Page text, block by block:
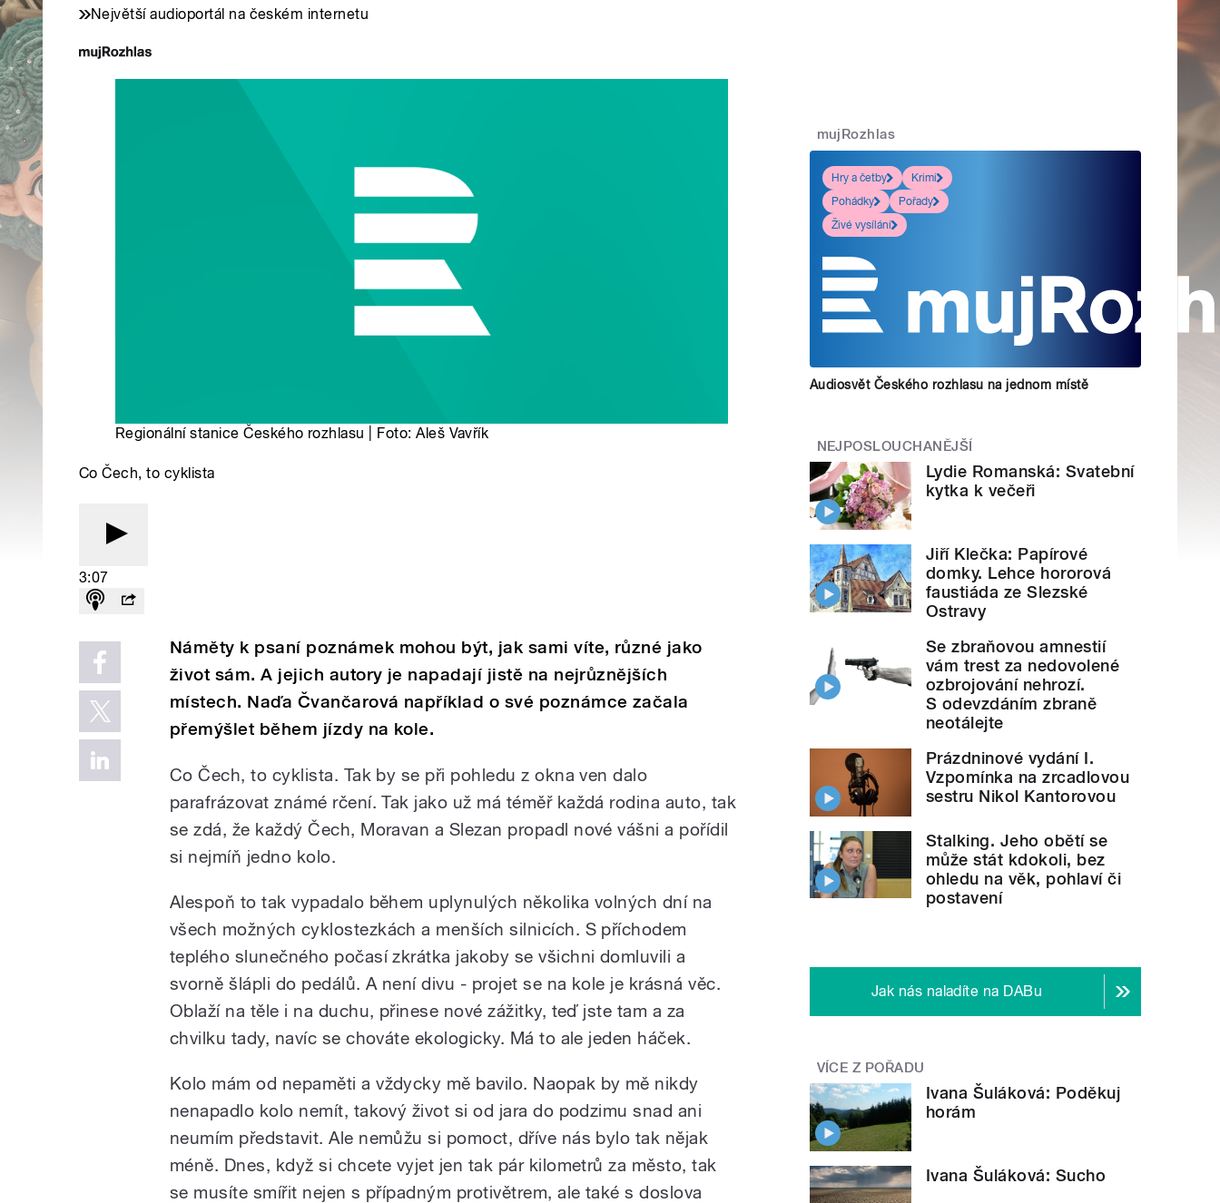
Největší audioportál na českém internetu
Regionální stanice Českého rozhlasu | Foto: Aleš Vavřík
Co Čech, to cyklista
3:07
Náměty k psaní poznámek mohou být, jak sami víte, různé jako
život sám. A jejich autory je napadají jistě na nejrůznějších
místech. Naďa Čvančarová například o své poznámce začala
přemýšlet během jízdy na kole.
Co Čech, to cyklista. Tak by se při pohledu z okna ven dalo
parafrázovat známé rčení. Tak jako už má téměř každá rodina auto, tak
se zdá, že každý Čech, Moravan a Slezan propadl nové vášni a pořídil
si nejmíň jedno kolo.
Alespoň to tak vypadalo během uplynulých několika volných dní na
všech možných cyklostezkách a menších silnicích. S příchodem
teplého slunečného počasí zkrátka jakoby se všichni domluvili a
svorně šlápli do pedálů. A není divu - projet se na kole je krásná věc.
Oblaží na těle i na duchu, přinese nové zážitky, teď jste tam a za
chvilku tady, navíc se chováte ekologicky. Má to ale jeden háček.
Kolo mám od nepaměti a vždycky mě bavilo. Naopak by mě nikdy
nenapadlo kolo nemít, takový život si od jara do podzimu snad ani
neumím představit. Ale nemůžu si pomoct, dříve nás bylo tak nějak
méně. Dnes, když si chcete vyjet jen tak pár kilometrů za město, tak
se musíte smířit nejen s případným protivětrem, ale také s doslova
mujRozhlas
Hry a četby
Krimi
Pohádky
Pořady
Živé vysílání
Audiosvět Českého rozhlasu na jednom místě
NEJPOSLOUCHANĚJŠÍ
Lydie Romanská: Svatební
kytka k večeři
Jiří Klečka: Papírové
domky. Lehce hororová
faustiáda ze Slezské
Ostravy
Se zbraňovou amnestií
vám trest za nedovolené
ozbrojování nehrozí.
S odevzdáním zbraně
neotálejte
Prázdninové vydání I.
Vzpomínka na zrcadlovou
sestru Nikol Kantorovou
Stalking. Jeho obětí se
může stát kdokoli, bez
ohledu na věk, pohlaví či
postavení
Jak nás naladíte na DABu
VÍCE Z POŘADU
Ivana Šuláková: Poděkuj
horám
Ivana Šuláková: Sucho